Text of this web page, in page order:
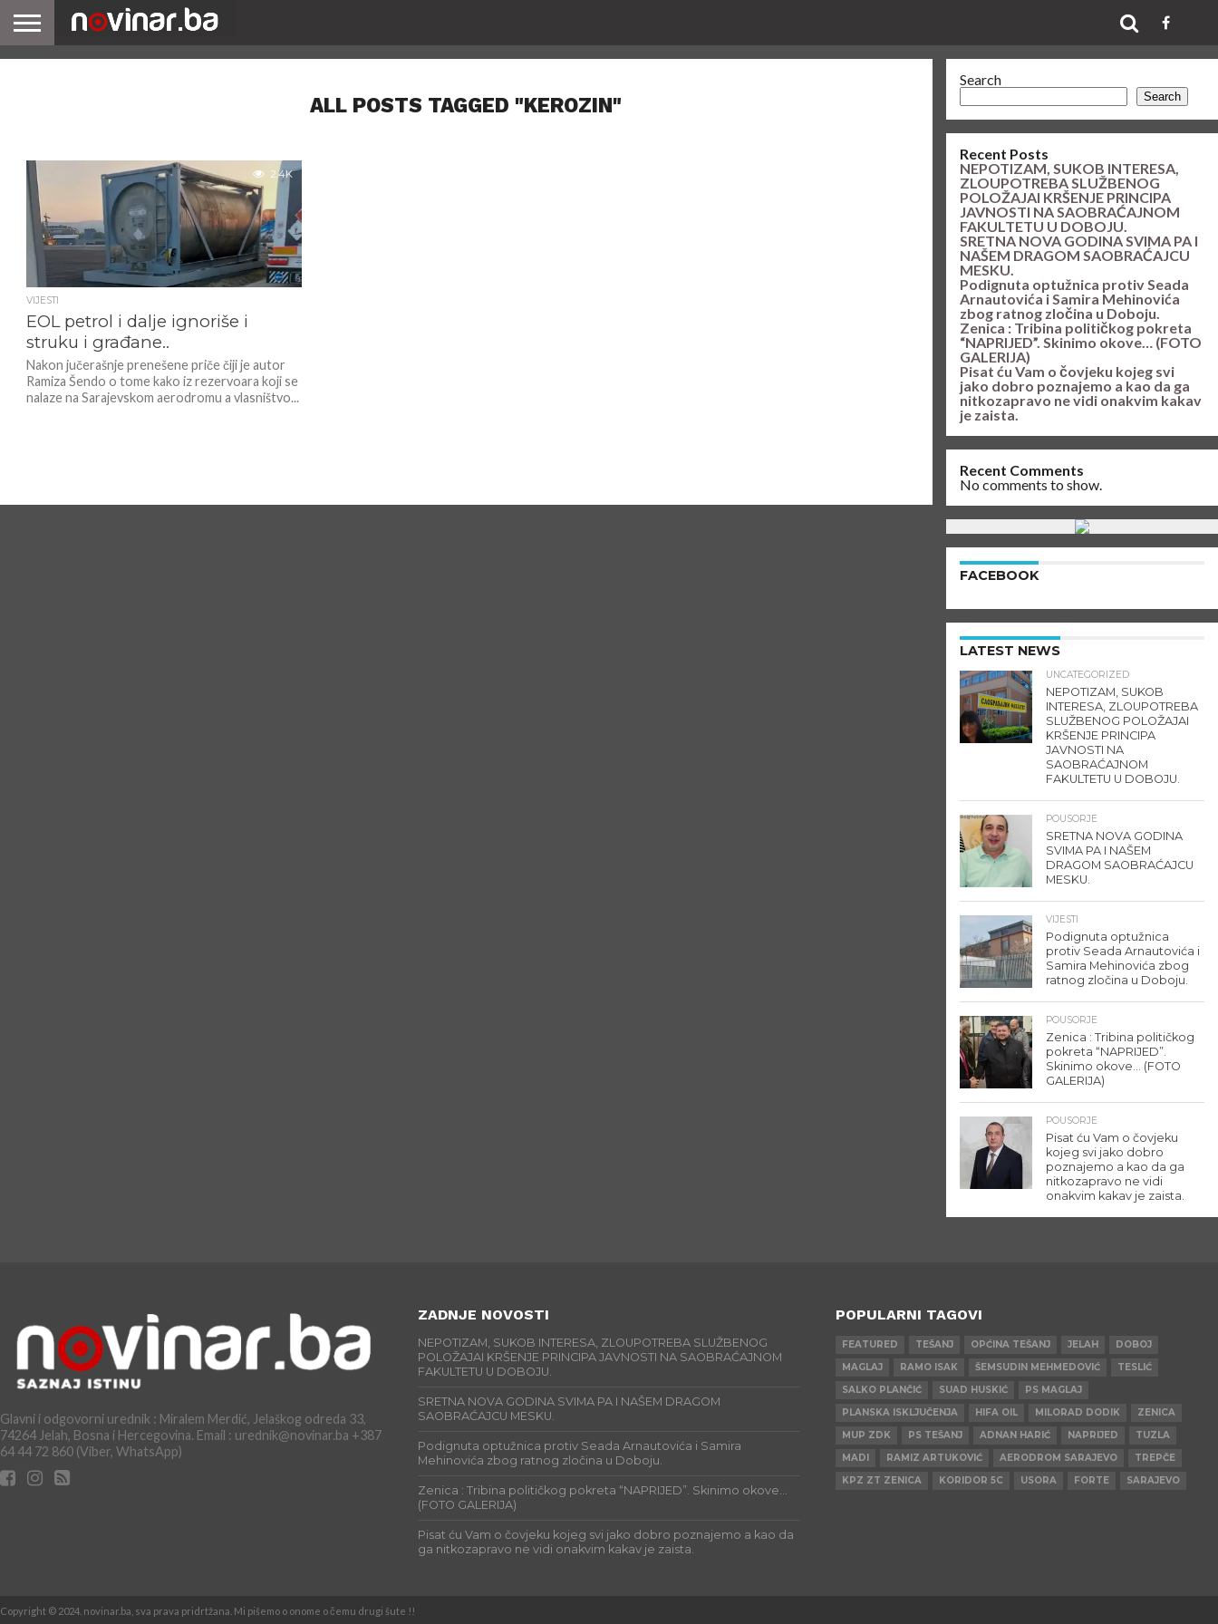
ALL POSTS TAGGED "KEROZIN"
2.4K
VIJESTI
EOL petrol i dalje ignoriše i
struku i građane..
Nakon jučerašnje prenešene priče čiji je autor
Ramiza Šendo o tome kako iz rezervoara koji se
nalaze na Sarajevskom aerodromu a vlasništvo...
Search
Search
Recent Posts
NEPOTIZAM, SUKOB INTERESA,
ZLOUPOTREBA SLUŽBENOG
POLOŽAJAI KRŠENJE PRINCIPA
JAVNOSTI NA SAOBRAĆAJNOM
FAKULTETU U DOBOJU.
SRETNA NOVA GODINA SVIMA PA I
NAŠEM DRAGOM SAOBRAĆAJCU
MESKU.
Podignuta optužnica protiv Seada
Arnautovića i Samira Mehinovića
zbog ratnog zločina u Doboju.
Zenica : Tribina političkog pokreta
“NAPRIJED”. Skinimo okove… (FOTO
GALERIJA)
Pisat ću Vam o čovjeku kojeg svi
jako dobro poznajemo a kao da ga
nitkozapravo ne vidi onakvim kakav
je zaista.
Recent Comments
No comments to show.
FACEBOOK
LATEST NEWS
UNCATEGORIZED
NEPOTIZAM, SUKOB
INTERESA, ZLOUPOTREBA
SLUŽBENOG POLOŽAJAI
KRŠENJE PRINCIPA
JAVNOSTI NA
SAOBRAĆAJNOM
FAKULTETU U DOBOJU.
POUSORJE
SRETNA NOVA GODINA
SVIMA PA I NAŠEM
DRAGOM SAOBRAĆAJCU
MESKU.
VIJESTI
Podignuta optužnica
protiv Seada Arnautovića i
Samira Mehinovića zbog
ratnog zločina u Doboju.
POUSORJE
Zenica : Tribina političkog
pokreta “NAPRIJED”.
Skinimo okove… (FOTO
GALERIJA)
POUSORJE
Pisat ću Vam o čovjeku
kojeg svi jako dobro
poznajemo a kao da ga
nitkozapravo ne vidi
onakvim kakav je zaista.
Glavni i odgovorni urednik : Miralem Merdić, Jelaškog odreda 33,
74264 Jelah, Bosna i Hercegovina. Email : urednik@novinar.ba +387
64 44 72 860 (Viber, WhatsApp)
ZADNJE NOVOSTI
NEPOTIZAM, SUKOB INTERESA, ZLOUPOTREBA SLUŽBENOG
POLOŽAJAI KRŠENJE PRINCIPA JAVNOSTI NA SAOBRAĆAJNOM
FAKULTETU U DOBOJU.
SRETNA NOVA GODINA SVIMA PA I NAŠEM DRAGOM
SAOBRAĆAJCU MESKU.
Podignuta optužnica protiv Seada Arnautovića i Samira
Mehinovića zbog ratnog zločina u Doboju.
Zenica : Tribina političkog pokreta “NAPRIJED”. Skinimo okove…
(FOTO GALERIJA)
Pisat ću Vam o čovjeku kojeg svi jako dobro poznajemo a kao da
ga nitkozapravo ne vidi onakvim kakav je zaista.
POPULARNI TAGOVI
FEATURED TEŠANJ OPĆINA TEŠANJ JELAH
DOBOJ
MAGLAJ
RAMO ISAK ŠEMSUDIN MEHMEDOVIĆ
TESLIĆ
SALKO PLANČIĆ
SUAD HUSKIĆ
PS MAGLAJ
PLANSKA ISKLJUČENJA
HIFA OIL MILORAD DODIK
ZENICA
MUP ZDK
PS TEŠANJ ADNAN HARIĆ NAPRIJED
TUZLA
MADI
RAMIZ ARTUKOVIĆ AERODROM SARAJEVO
TREPČE
KPZ ZT ZENICA
KORIDOR 5C USORA FORTE SARAJEVO
Copyright © 2024. novinar.ba, sva prava pridrtžana. Mi pišemo o onome o čemu drugi šute !!